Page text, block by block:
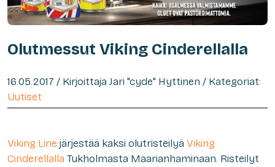
Olutmessut Viking Cinderellalla
16.05.2017 / Kirjoittaja Jari "cyde" Hyttinen / Kategoriat:
Uutiset
Viking Line järjestää kaksi olutristeilyä Viking
Cinderellalla Tukholmasta Maarianhaminaan. Risteilyt